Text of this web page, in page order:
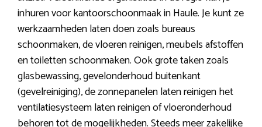
inhuren voor kantoorschoonmaak in Haule. Je kunt ze
werkzaamheden laten doen zoals bureaus
schoonmaken, de vloeren reinigen, meubels afstoffen
en toiletten schoonmaken. Ook grote taken zoals
glasbewassing, gevelonderhoud buitenkant
(gevelreiniging), de zonnepanelen laten reinigen het
ventilatiesysteem laten reinigen of vloeronderhoud
behoren tot de mogelijkheden. Steeds meer zakelijke